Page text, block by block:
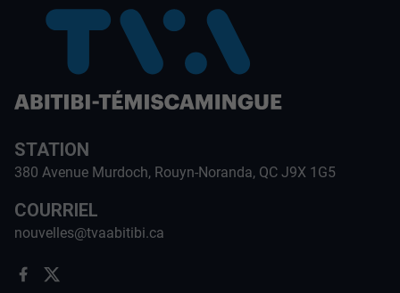
STATION
380 Avenue Murdoch, Rouyn-Noranda, QC J9X 1G5
COURRIEL
nouvelles@tvaabitibi.ca